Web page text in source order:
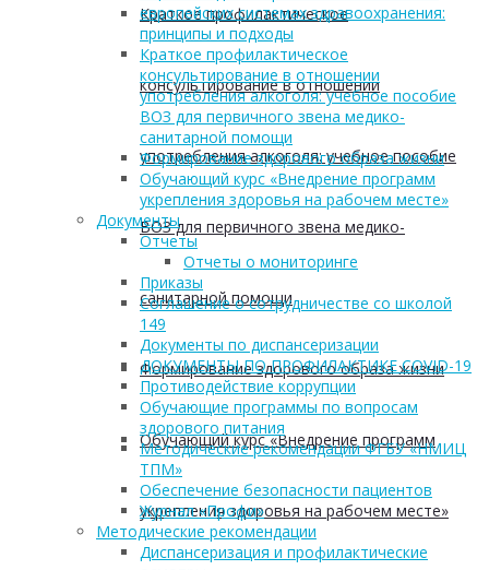
Краткое профилактическое
консультирование в отношении
употребления алкоголя: учебное пособие
ВОЗ для первичного звена медико-
санитарной помощи
Формирование здорового образа жизни
Обучающий курс «Внедрение программ
укрепления здоровья на рабочем месте»
европейских системах здравоохранения:
принципы и подходы
Краткое профилактическое
консультирование в отношении
употребления алкоголя: учебное пособие
ВОЗ для первичного звена медико-
санитарной помощи
Формирование здорового образа жизни
Обучающий курс «Внедрение программ
укрепления здоровья на рабочем месте»
Документы
Отчеты
Отчеты о мониторинге
Приказы
Соглашение о сотрудничестве со школой
149
Документы по диспансеризации
ДОКУМЕНТЫ ПО ПРОФИЛАКТИКЕ COVID-19
Противодействие коррупции
Обучающие программы по вопросам
здорового питания
Методические рекомендации ФГБУ «НМИЦ
ТПМ»
Обеспечение безопасности пациентов
Журнал «Профи»
Методические рекомендации
Диспансеризация и профилактические